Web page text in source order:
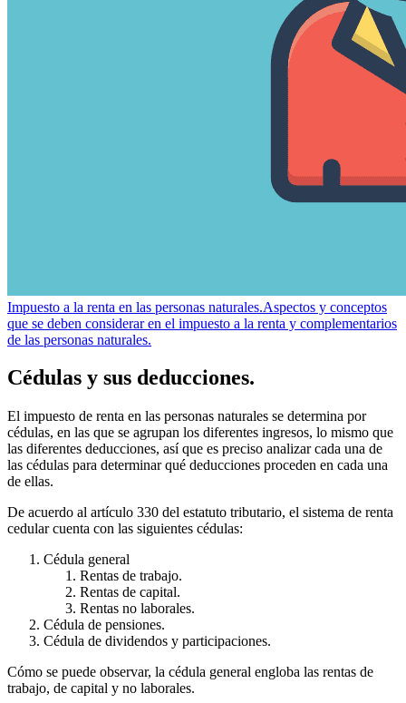
Impuesto a la renta en las personas naturales.Aspectos y conceptos
que se deben considerar en el impuesto a la renta y complementarios
de las personas naturales.
Cédulas y sus deducciones.
El impuesto de renta en las personas naturales se determina por
cédulas, en las que se agrupan los diferentes ingresos, lo mismo que
las diferentes deducciones, así que es preciso analizar cada una de
las cédulas para determinar qué deducciones proceden en cada una
de ellas.
De acuerdo al artículo 330 del estatuto tributario, el sistema de renta
cedular cuenta con las siguientes cédulas:
Cédula general
Rentas de trabajo.
Rentas de capital.
Rentas no laborales.
Cédula de pensiones.
Cédula de dividendos y participaciones.
Cómo se puede observar, la cédula general engloba las rentas de
trabajo, de capital y no laborales.